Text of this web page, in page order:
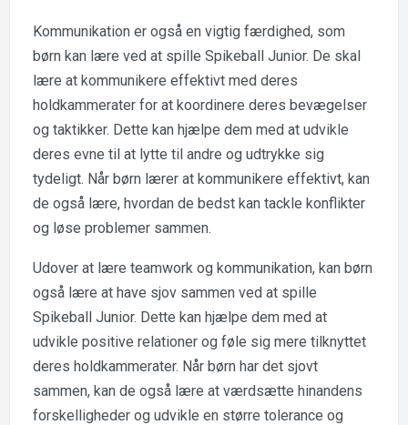
Kommunikation er også en vigtig færdighed, som
børn kan lære ved at spille Spikeball Junior. De skal
lære at kommunikere effektivt med deres
holdkammerater for at koordinere deres bevægelser
og taktikker. Dette kan hjælpe dem med at udvikle
deres evne til at lytte til andre og udtrykke sig
tydeligt. Når børn lærer at kommunikere effektivt, kan
de også lære, hvordan de bedst kan tackle konflikter
og løse problemer sammen.
Udover at lære teamwork og kommunikation, kan børn
også lære at have sjov sammen ved at spille
Spikeball Junior. Dette kan hjælpe dem med at
udvikle positive relationer og føle sig mere tilknyttet
deres holdkammerater. Når børn har det sjovt
sammen, kan de også lære at værdsætte hinandens
forskelligheder og udvikle en større tolerance og